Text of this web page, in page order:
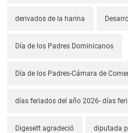
derivados de la harina
Día de los Padres Dominicanos
Día de los Padres-Cámara de
días feriados del año 2026- días
Digesett agradeció diputada